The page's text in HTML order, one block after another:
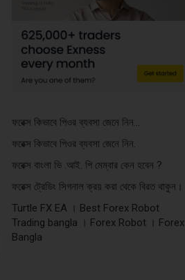
ফরেক্স কিভাবে পিওর ব্যবসা জেনে নিন…
ফরেক্স কিভাবে পিওর ব্যবসা জেনে নিন.
ফরেক্স বাংলা ভি .আই. পি মেম্বার কেন হবেন ?
ফরেক্স ট্রেডিং সিগনাল ক্রয় করা থেকে বিরত থাকুন।
Turtle FX EA । Best Forex Robot
Trading bangla । Forex Robot । Forex
Bangla